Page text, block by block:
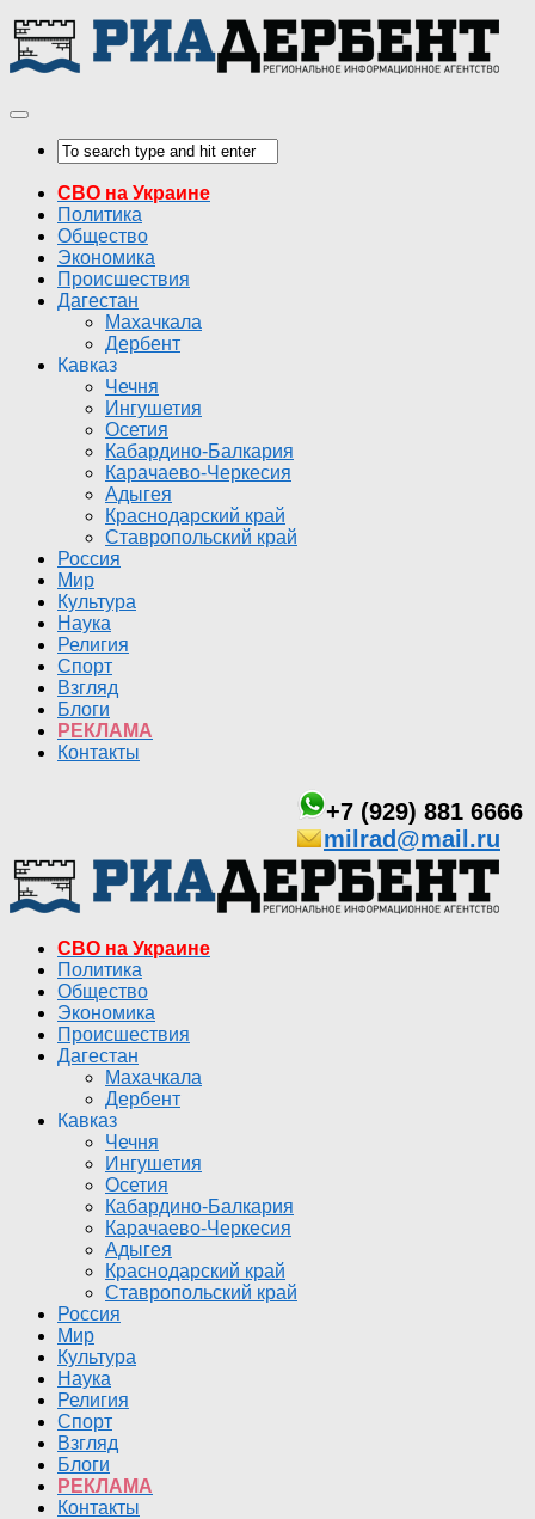
СВО на Украине
Политика
Общество
Экономика
Происшествия
Дагестан
Махачкала
Дербент
Кавказ
Чечня
Ингушетия
Осетия
Кабардино-Балкария
Карачаево-Черкесия
Адыгея
Краснодарский край
Ставропольский край
Россия
Мир
Культура
Наука
Религия
Спорт
Взгляд
Блоги
РЕКЛАМА
Контакты
+7 (929) 881 6666
milrad@mail.ru
СВО на Украине
Политика
Общество
Экономика
Происшествия
Дагестан
Махачкала
Дербент
Кавказ
Чечня
Ингушетия
Осетия
Кабардино-Балкария
Карачаево-Черкесия
Адыгея
Краснодарский край
Ставропольский край
Россия
Мир
Культура
Наука
Религия
Спорт
Взгляд
Блоги
РЕКЛАМА
Контакты